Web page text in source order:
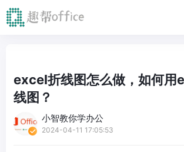
excel折线图怎么做，如何用
线图？
小智教你学办公
2024-04-11 17:05:53